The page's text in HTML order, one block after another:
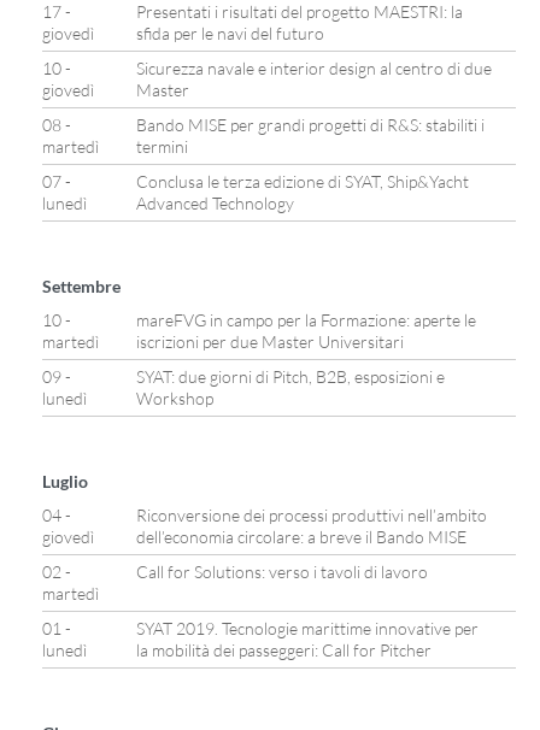
17 -
giovedì
Presentati i risultati del progetto MAESTRI: la
sfida per le navi del futuro
10 -
giovedì
Sicurezza navale e interior design al centro di due
Master
08 -
martedì
Bando MISE per grandi progetti di R&S: stabiliti i
termini
07 -
lunedì
Conclusa le terza edizione di SYAT, Ship&Yacht
Advanced Technology
Settembre
10 -
martedì
mareFVG in campo per la Formazione: aperte le
iscrizioni per due Master Universitari
09 -
lunedì
SYAT: due giorni di Pitch, B2B, esposizioni e
Workshop
Luglio
04 -
giovedì
Riconversione dei processi produttivi nell’ambito
dell’economia circolare: a breve il Bando MISE
02 -
martedì
Call for Solutions: verso i tavoli di lavoro
01 -
lunedì
SYAT 2019. Tecnologie marittime innovative per
la mobilità dei passeggeri: Call for Pitcher